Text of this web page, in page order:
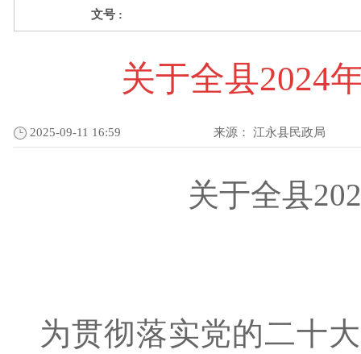
文号 :
关于全县2024
2025-09-11 16:59 来源： 江永县民政局
关于全县20
为贯彻落实党的二十